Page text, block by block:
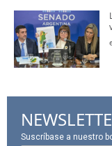
Suscríbase a nuestro